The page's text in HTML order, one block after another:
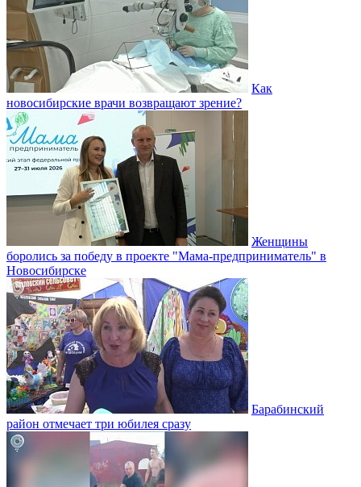
Как
новосибирские врачи возвращают зрение?
Женщины
боролись за победу в проекте "Мама-предприниматель" в
Новосибирске
Барабинский
район отмечает три юбилея сразу